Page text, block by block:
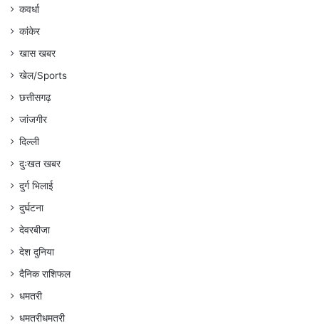
कवर्धा
कांकेर
खास खबर
खेल/Sports
छत्तीसगढ़
जांजगीर
दिल्ली
दुःखत खबर
दुर्ग भिलाई
दुर्घटना
देवरबीजा
देश दुनिया
दैनिक राशिफल
धमतरी
धमतरीधमतरी